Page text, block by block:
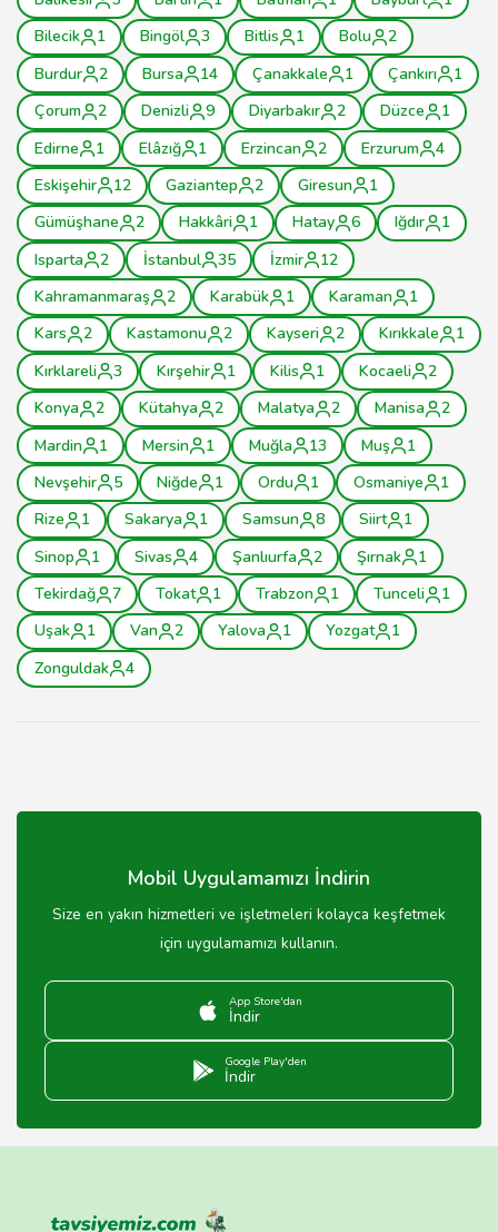
Bilecik
1 Bingöl 3 Bitlis 1 Bolu
2
Burdur
2 Bursa 14 Çanakkale 1 Çankırı
1
Çorum
2 Denizli 9 Diyarbakır 2 Düzce
1
Edirne
1 Elâzığ 1 Erzincan 2 Erzurum
4
Eskişehir
12 Gaziantep 2 Giresun
1
Gümüşhane
2 Hakkâri 1 Hatay 6 Iğdır
1
Isparta
2 İstanbul 35 İzmir
12
Kahramanmaraş
2 Karabük 1 Karaman
1
Kars
2 Kastamonu 2 Kayseri 2 Kırıkkale
1
Kırklareli
3 Kırşehir 1 Kilis 1 Kocaeli
2
Konya
2 Kütahya 2 Malatya 2 Manisa
2
Mardin
1 Mersin 1 Muğla 13 Muş
1
Nevşehir
5 Niğde 1 Ordu 1 Osmaniye
1
Rize
1 Sakarya 1 Samsun 8 Siirt
1
Sinop
1 Sivas 4 Şanlıurfa 2 Şırnak
1
Tekirdağ
7 Tokat 1 Trabzon 1 Tunceli
1
Uşak
1 Van 2 Yalova 1 Yozgat
1
Zonguldak
4
Mobil Uygulamamızı İndirin
Size en yakın hizmetleri ve işletmeleri kolayca keşfetmek
için uygulamamızı kullanın.
App Store'dan
İndir
Google Play'den
İndir